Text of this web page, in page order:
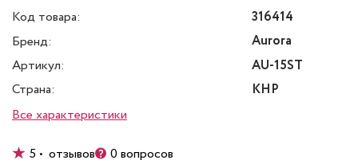
Код товара:
316414
Бренд:
Aurora
Артикул:
AU-15ST
Страна:
КНР
Все характеристики
5 • отзывов 0 вопросов